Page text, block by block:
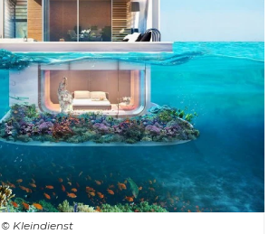
© Kleindienst